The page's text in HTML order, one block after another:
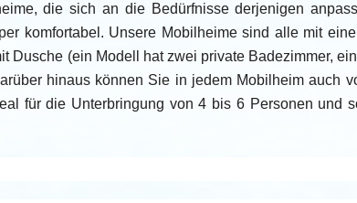
die sich an die Bedürfnisse derjenigen
komfortabel. Unsere Mobilheime sind alle mit
Dusche (ein Modell hat zwei private Badezimmer,
hinaus können Sie in jedem Mobilheim auch
für die Unterbringung von 4 bis 6 Personen und